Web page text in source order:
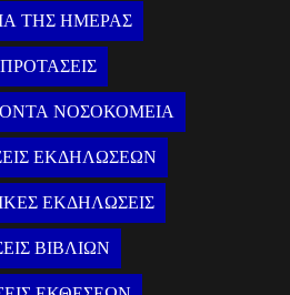
ΤΗΣ ΗΜΕΡΑΣ
ΝΟΣΟΚΟΜΕΙΑ
ΕΚΔΗΛΩΣΕΩΝ
ΕΚΔΗΛΩΣΕΙΣ
ΒΙΒΛΙΩΝ